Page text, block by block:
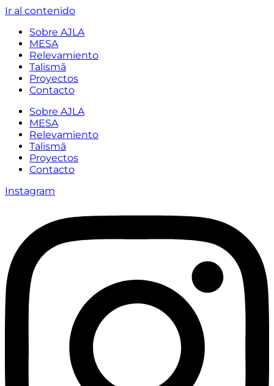
Ir al contenido
Sobre AJLA
MESA
Relevamiento
Talismã
Proyectos
Contacto
Sobre AJLA
MESA
Relevamiento
Talismã
Proyectos
Contacto
Instagram